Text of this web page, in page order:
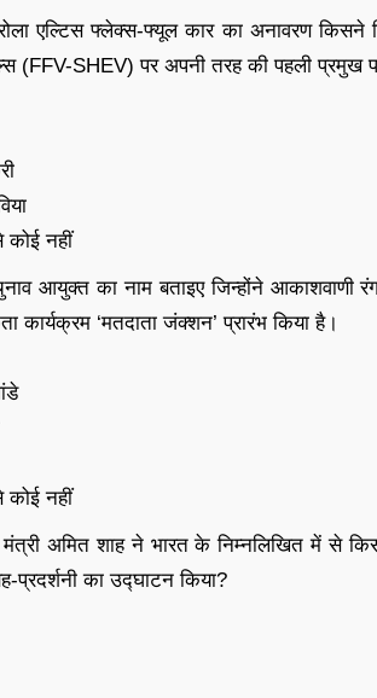
एल्टिस फ्लेक्स-फ्यूल कार का अनावरण किसने
(FFV-SHEV) पर अपनी तरह की पहली प्रमुख
कोई नहीं
आयुक्त का नाम बताइए जिन्होंने आकाशवाणी
कार्यक्रम ‘मतदाता जंक्शन’ प्रारंभ किया है।
कोई नहीं
अमित शाह ने भारत के निम्नलिखित में से
प्रदर्शनी का उद्घाटन किया?